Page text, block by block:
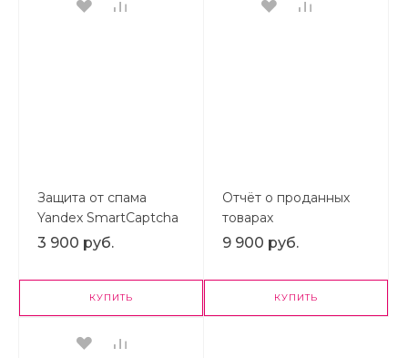
Защита от спама
Yandex SmartCaptcha
3 900 руб.
КУПИТЬ
Отчёт о проданных
товарах
9 900 руб.
КУПИТЬ